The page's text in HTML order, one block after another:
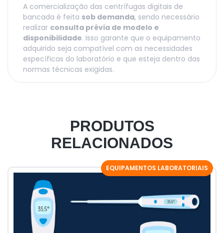
A comercialização das centrífugas digitais de
bancada é feita sob demanda, sendo necessário
realizar consulta prévia de modelo e
disponibilidade. Isso garante que o equipamento
adquirido seja compatível com as necessidades
específicas do laboratório e que esteja dentro das
normas técnicas exigidas.
PRODUTOS
RELACIONADOS
EQUIPAMENTOS LABORATORIAIS